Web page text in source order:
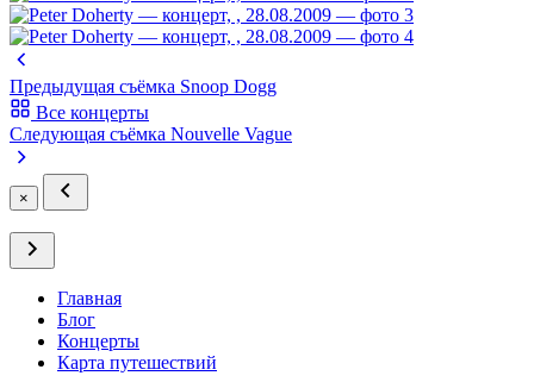
Предыдущая съёмка Snoop Dogg
Все концерты
Следующая съёмка Nouvelle Vague
×
Главная
Блог
Концерты
Карта путешествий